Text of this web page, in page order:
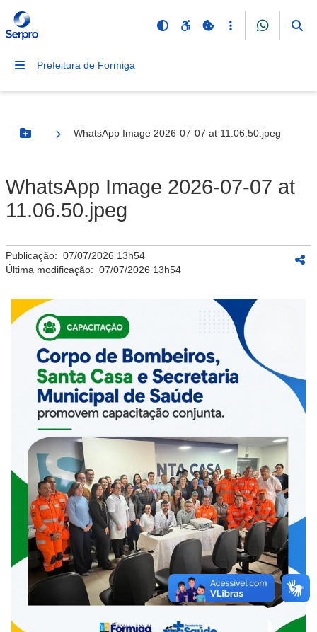
Prefeitura de Formiga
Botão Menu
WhatsApp Image 2026-07-07 at 11.06.50.jpeg
WhatsApp Image 2026-07-07 at
11.06.50.jpeg
Publicação: 07/07/2026 13h54
Última modificação: 07/07/2026 13h54